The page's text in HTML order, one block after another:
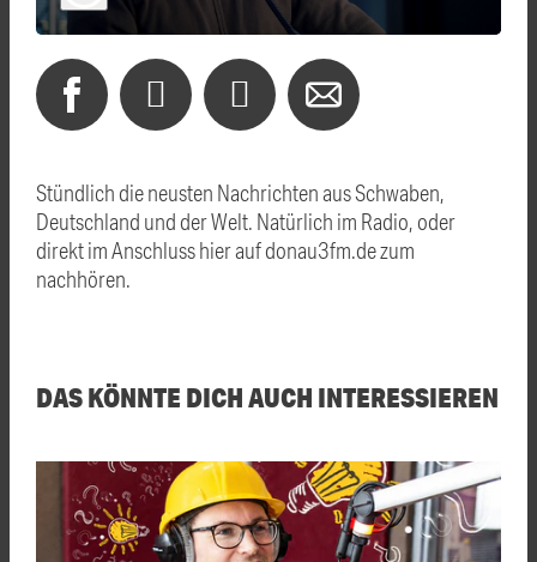
Stündlich die neusten Nachrichten aus Schwaben,
Deutschland und der Welt. Natürlich im Radio, oder
direkt im Anschluss hier auf donau3fm.de zum
nachhören.
DAS KÖNNTE DICH AUCH INTERESSIEREN